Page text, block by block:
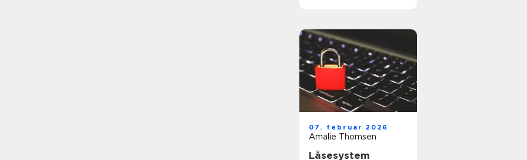
07. februar 2026
Amalie Thomsen
Låsesystem